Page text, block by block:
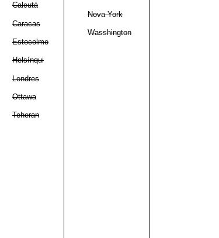
Calcutá
Caracas
Estocolmo
Helsínqui
Londres
Ottawa
Teheran
Nova York
Wasshington